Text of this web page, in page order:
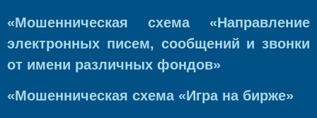
«Мошенническая схема «Направление
электронных писем, сообщений и звонки
от имени различных фондов»
«Мошенническая схема «Игра на бирже»